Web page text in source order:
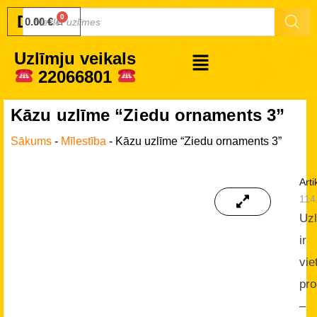
Druku.lv
0.00€
Uzlīmju veikals
22066801
Kāzu uzlīme “Ziedu ornaments 3”
Sākums - Mīlestība - Kāzu uzlīme “Ziedu ornaments 3”
ir
–